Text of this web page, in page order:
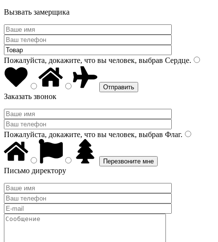
Вызвать замерщика
Пожалуйста, докажите, что вы человек, выбрав Сердце.
Заказать звонок
Пожалуйста, докажите, что вы человек, выбрав Флаг.
Письмо директору